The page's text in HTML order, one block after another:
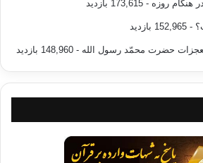
هنگام روزه - 173,615 بازدید
- 152,965 بازدید
حضرت محمّد رسول الله - 148,960 بازدید